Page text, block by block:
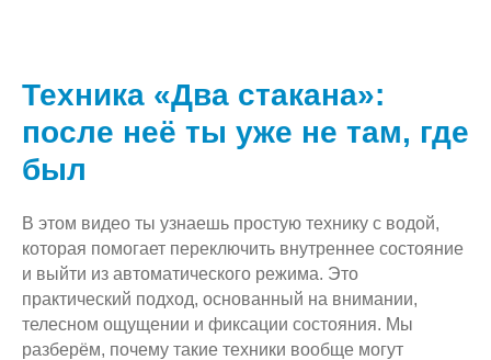
Техника «Два стакана»:
после неё ты уже не там, где
был
В этом видео ты узнаешь простую технику с водой,
которая помогает переключить внутреннее состояние
и выйти из автоматического режима. Это
практический подход, основанный на внимании,
телесном ощущении и фиксации состояния. Мы
разберём, почему такие техники вообще могут